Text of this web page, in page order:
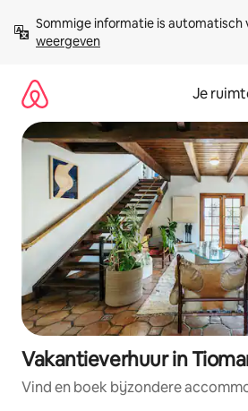
direct
naar
Sommige informatie is automatisch
weergeven
Je
Vakantieverhuur in
Vind en boek bijzondere